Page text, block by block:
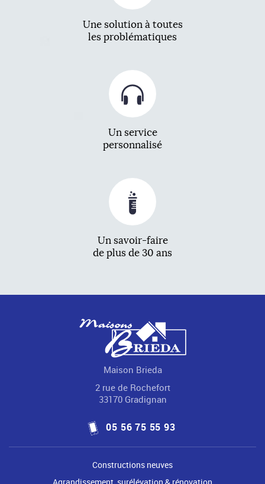
Une solution à toutes
les problématiques
Un service
personnalisé
Un savoir-faire
de plus de 30 ans
Maison Brieda
2 rue de Rochefort
33170 Gradignan
05 56 75 55 93
Constructions neuves